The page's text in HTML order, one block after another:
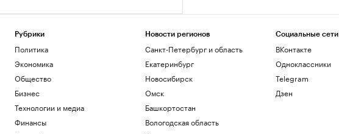
Рубрики
Политика
Экономика
Общество
Бизнес
Технологии и медиа
Финансы
Новости регионов
Санкт-Петербург и область
Екатеринбург
Новосибирск
Омск
Башкортостан
Вологодская область
Социальные сети
ВКонтакте
Одноклассники
Telegram
Дзен